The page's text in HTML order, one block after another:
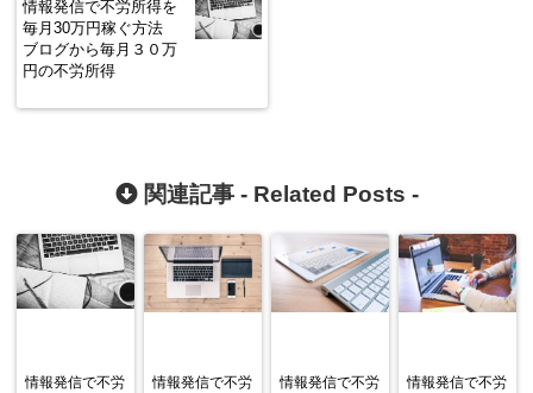
情報発信で不労所得を
毎月30万円稼ぐ方法
ブログから毎月３０万
円の不労所得
関連記事 - Related Posts -
情報発信で不労
情報発信で不労
情報発信で不労
情報発信で不労